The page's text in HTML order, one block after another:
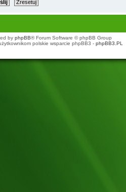
by phpBB® Forum Software © phpBB Group
polskie wsparcie phpBB3 - phpBB3.PL